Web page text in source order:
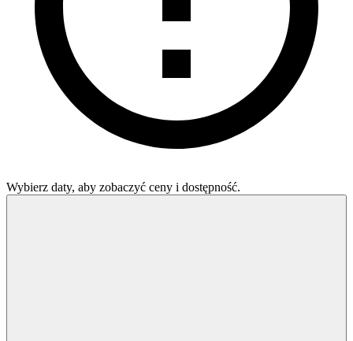
Wybierz daty, aby zobaczyć ceny i dostępność.